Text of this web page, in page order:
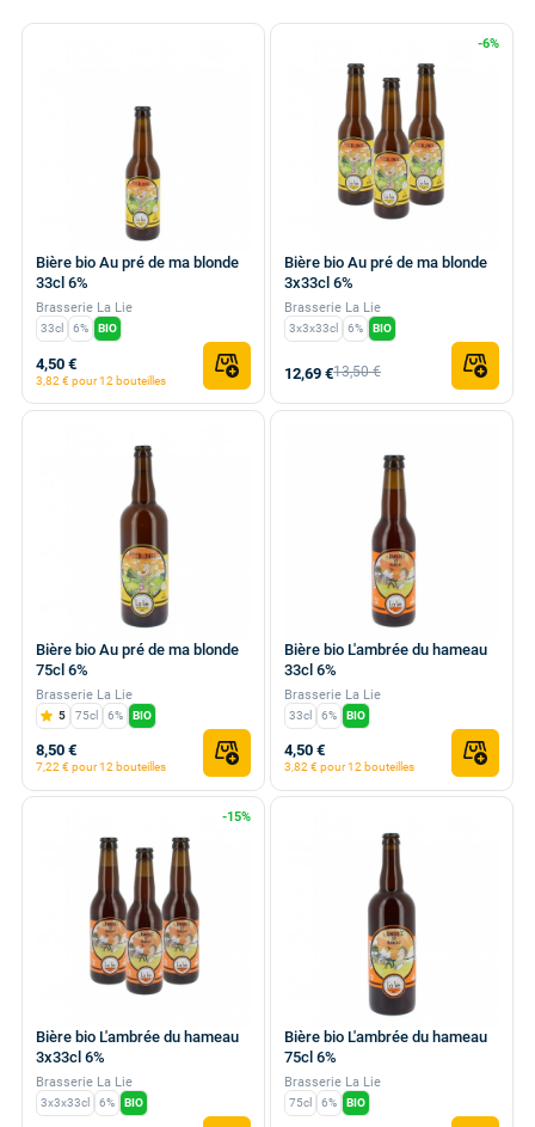
Bière bio Au pré de ma blonde
33cl 6%
Brasserie La Lie
33cl 6% BIO
4,50 €
3,82 € pour 12 bouteilles
-6%
Bière bio Au pré de ma blonde
3x33cl 6%
Brasserie La Lie
3x3x33cl 6% BIO
12,69 €13,50 €
Bière bio Au pré de ma blonde
75cl 6%
Brasserie La Lie
5 75cl 6% BIO
8,50 €
7,22 € pour 12 bouteilles
Bière bio L'ambrée du hameau
33cl 6%
Brasserie La Lie
33cl 6% BIO
4,50 €
3,82 € pour 12 bouteilles
-15%
Bière bio L'ambrée du hameau
3x33cl 6%
Brasserie La Lie
3x3x33cl 6% BIO
Bière bio L'ambrée du hameau
75cl 6%
Brasserie La Lie
75cl 6% BIO